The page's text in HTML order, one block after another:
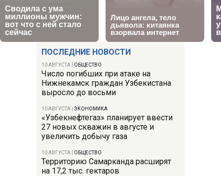
ПОСЛЕДНИЕ НОВОСТИ
10 АВГУСТА ОБЩЕСТВО
Число погибших при атаке на
Нижнекамск граждан Узбекистана
выросло до восьми
10 АВГУСТА ЭКОНОМИКА
«Узбекнефтегаз» планирует ввести
27 новых скважин в августе и
увеличить добычу газа
10 АВГУСТА ОБЩЕСТВО
Территорию Самарканда расширят
на 17,2 тыс. гектаров